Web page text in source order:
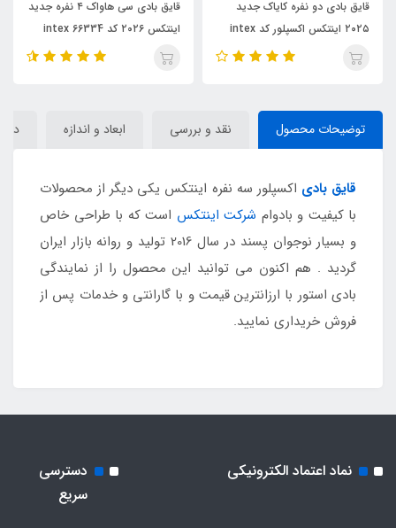
جدید
۲۰۲۵ اینتکس اکسپلور کد intex
قایق بادی سی هاواک ۴ نفره جدید
اینتکس ۲۰۲۶ کد 66334 intex
اینتکس ۲۰۲۶ کد intex 66333
توضیحات محصول نقد و بررسی ابعاد و اندازه
قایق بادی اکسپلور سه نفره اینتکس یکی دیگر از محصولات
با کیفیت و بادوام شرکت اینتکس است که با طراحی خاص
و بسیار نوجوان پسند در سال 2016 تولید و روانه بازار ایران
گردید . هم اکنون می توانید این محصول را از نمایندگی
بادی استور با ارزانترین قیمت و با گارانتی و خدمات پس از
فروش خریداری نمایید.
نماد اعتماد الکترونیکی
دسترسی
سریع